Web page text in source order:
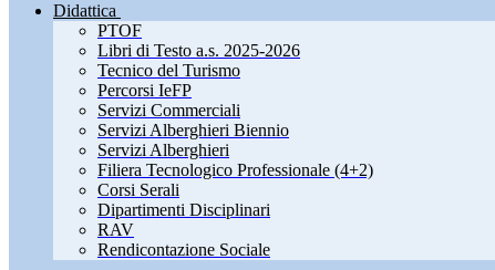
Didattica
PTOF
Libri di Testo a.s. 2025-2026
Tecnico del Turismo
Percorsi IeFP
Servizi Commerciali
Servizi Alberghieri Biennio
Servizi Alberghieri
Filiera Tecnologico Professionale (4+2)
Corsi Serali
Dipartimenti Disciplinari
RAV
Rendicontazione Sociale